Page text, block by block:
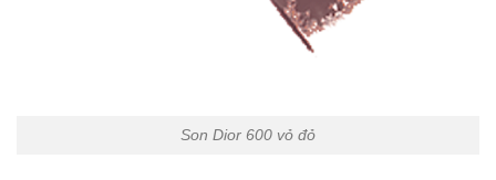
Son Dior 600 vỏ đỏ